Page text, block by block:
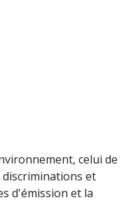
celui de
et
d'émission et la